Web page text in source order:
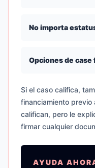
No importa
Opciones de case
Si el caso califica,
financiamiento
califican, pero le
firmar cualquier
AYUDA